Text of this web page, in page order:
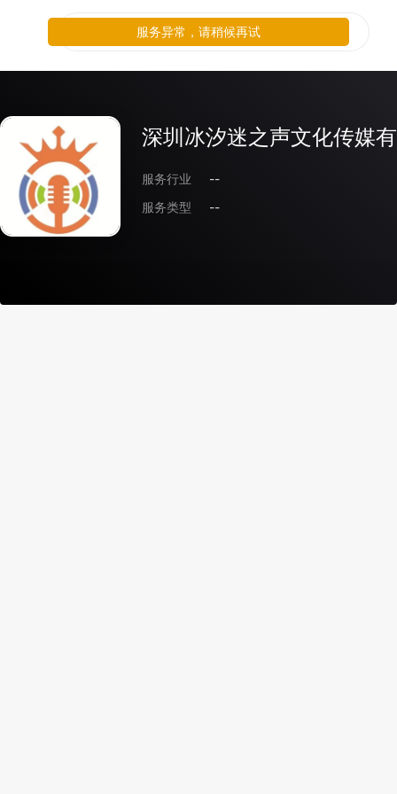
深圳冰汐迷之声文化传媒
服务行业
--
服务类型
--
服务异常，请稍候再试